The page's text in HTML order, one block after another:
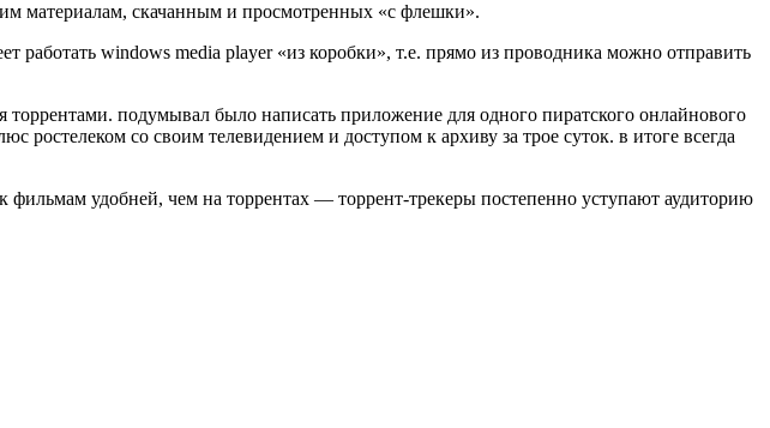
материалам, скачанным и просмотренных «с флешки».
windows media player «из коробки», т.е. прямо из проводника можно отправить
торрентами. подумывал было написать приложение для одного пиратского онлайнового
со своим телевидением и доступом к архиву за трое суток. в итоге всегда
фильмам удобней, чем на торрентах — торрент-трекеры постепенно уступают аудиторию